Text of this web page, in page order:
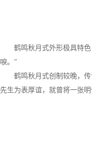
鹤鸣秋月式外形极具特
唳。”
鹤鸣秋月式创制较晚，
先生为表厚谊，就曾将一张